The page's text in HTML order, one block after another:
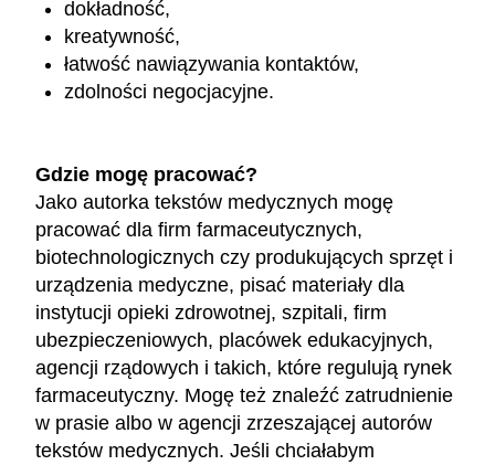
dokładność,
kreatywność,
łatwość nawiązywania kontaktów,
zdolności negocjacyjne.
Gdzie mogę pracować?
Jako autorka tekstów medycznych mogę
pracować dla firm farmaceutycznych,
biotechnologicznych czy produkujących sprzęt i
urządzenia medyczne, pisać materiały dla
instytucji opieki zdrowotnej, szpitali, firm
ubezpieczeniowych, placówek edukacyjnych,
agencji rządowych i takich, które regulują rynek
farmaceutyczny. Mogę też znaleźć zatrudnienie
w prasie albo w agencji zrzeszającej autorów
tekstów medycznych. Jeśli chciałabym